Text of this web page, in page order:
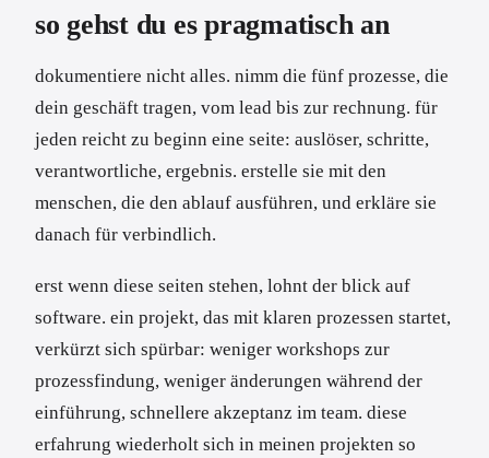
so gehst du es pragmatisch an
dokumentiere nicht alles. nimm die fünf prozesse, die
dein geschäft tragen, vom lead bis zur rechnung. für
jeden reicht zu beginn eine seite: auslöser, schritte,
verantwortliche, ergebnis. erstelle sie mit den
menschen, die den ablauf ausführen, und erkläre sie
danach für verbindlich.
erst wenn diese seiten stehen, lohnt der blick auf
software. ein projekt, das mit klaren prozessen startet,
verkürzt sich spürbar: weniger workshops zur
prozessfindung, weniger änderungen während der
einführung, schnellere akzeptanz im team. diese
erfahrung wiederholt sich in meinen projekten so